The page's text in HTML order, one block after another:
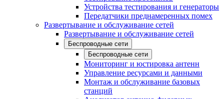
Устройства тестирования и генераторы
Передатчики преднамеренных помех
Развертывание и обслуживание сетей
Развертывание и обслуживание сетей
Беспроводные сети
Беспроводные сети
Мониторинг и юстировка антенн
Управление ресурсами и данными
Монтаж и обслуживание базовых
станций